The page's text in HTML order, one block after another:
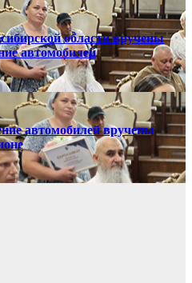
области вручены
автомобилей
автомобилей вручены